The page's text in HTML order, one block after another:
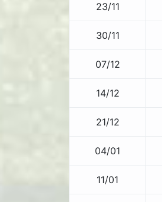
23/11
30/11
07/12
14/12
21/12
04/01
11/01